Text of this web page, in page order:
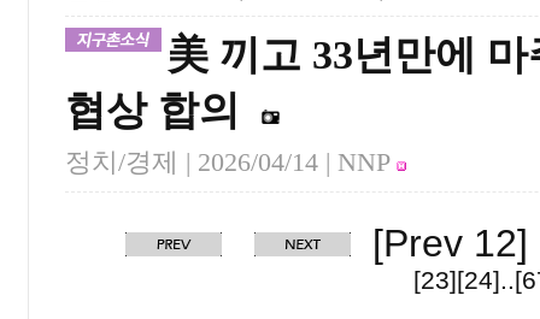
美 끼고 33년만에
협상 합의
정치/경제 | 2026/04/14 | NNP
[Prev 12]
[23][24]..